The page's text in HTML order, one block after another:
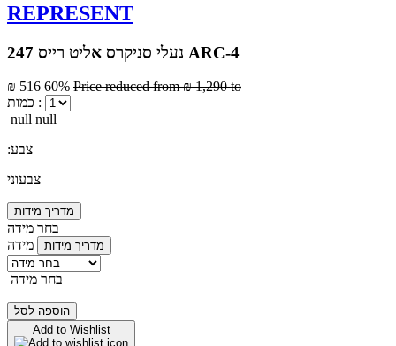
REPRESENT
נעלי סניקרס אליט רייס 247 ARC-4
₪ 516 60% Price reduced from₪ 1,290 to
כמות :
null null
:צבע
צבעוני
מדריך מידות
בחר מידה
מידה
מדריך מידות
בחר מידה
הוספה לסל
Add to Wishlist